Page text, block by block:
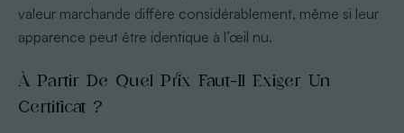
valeur marchande diffère considérablement, même si leur
apparence peut être identique à l’œil nu.
À Partir De Quel Prix Faut-Il Exiger Un
Certificat ?